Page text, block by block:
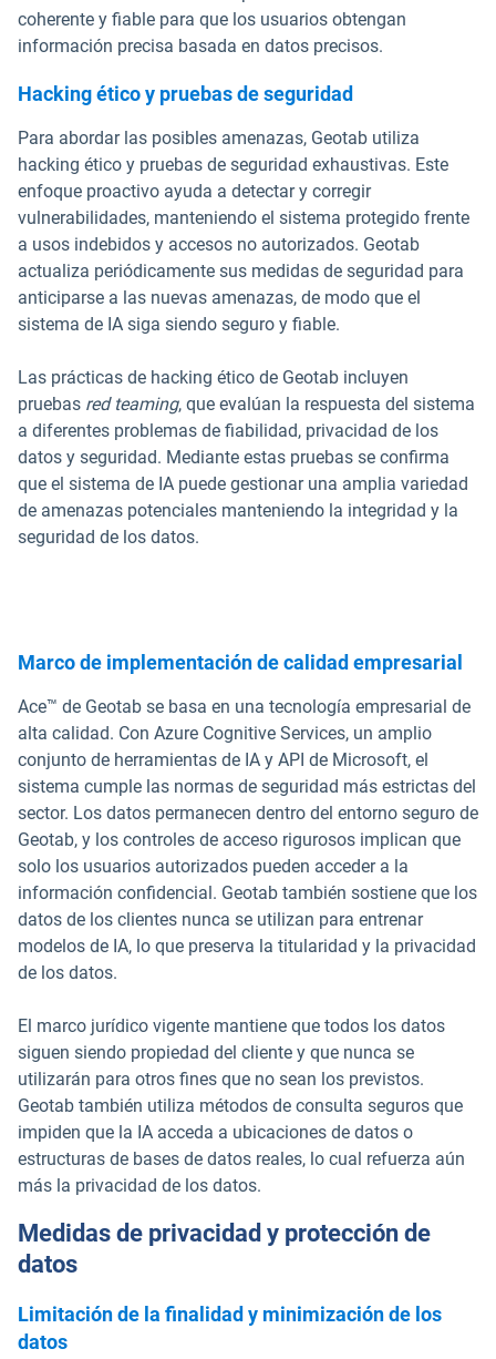
coherente y fiable para que los usuarios obtengan
información precisa basada en datos precisos.
Hacking ético y pruebas de seguridad
Para abordar las posibles amenazas, Geotab utiliza
hacking ético y pruebas de seguridad exhaustivas. Este
enfoque proactivo ayuda a detectar y corregir
vulnerabilidades, manteniendo el sistema protegido frente
a usos indebidos y accesos no autorizados. Geotab
actualiza periódicamente sus medidas de seguridad para
anticiparse a las nuevas amenazas, de modo que el
sistema de IA siga siendo seguro y fiable.
Las prácticas de hacking ético de Geotab incluyen
pruebas red teaming, que evalúan la respuesta del sistema
a diferentes problemas de fiabilidad, privacidad de los
datos y seguridad. Mediante estas pruebas se confirma
que el sistema de IA puede gestionar una amplia variedad
de amenazas potenciales manteniendo la integridad y la
seguridad de los datos.
Marco de implementación de calidad empresarial
Ace™ de Geotab se basa en una tecnología empresarial de
alta calidad. Con Azure Cognitive Services, un amplio
conjunto de herramientas de IA y API de Microsoft, el
sistema cumple las normas de seguridad más estrictas del
sector. Los datos permanecen dentro del entorno seguro de
Geotab, y los controles de acceso rigurosos implican que
solo los usuarios autorizados pueden acceder a la
información confidencial. Geotab también sostiene que los
datos de los clientes nunca se utilizan para entrenar
modelos de IA, lo que preserva la titularidad y la privacidad
de los datos.
El marco jurídico vigente mantiene que todos los datos
siguen siendo propiedad del cliente y que nunca se
utilizarán para otros fines que no sean los previstos.
Geotab también utiliza métodos de consulta seguros que
impiden que la IA acceda a ubicaciones de datos o
estructuras de bases de datos reales, lo cual refuerza aún
más la privacidad de los datos.
Medidas de privacidad y protección de
datos
Limitación de la finalidad y minimización de los
datos